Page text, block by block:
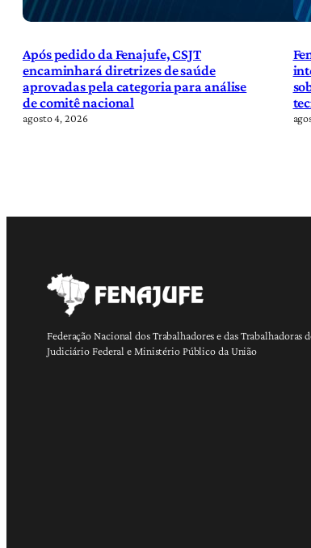
Após pedido da Fenajufe, CSJT
encaminhará diretrizes de saúde
aprovadas pela categoria para análise
de comitê nacional
agosto 4, 2026
Federação Nacional dos Trabalhadores e das Trabalhadoras
Judiciário Federal e Ministério Público da União